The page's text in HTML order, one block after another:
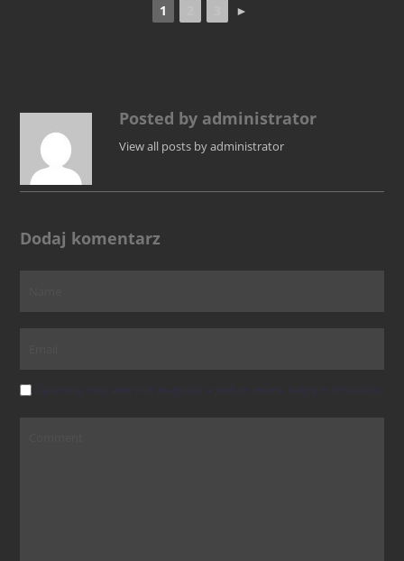
1 ►
Posted by administrator
View all posts by administrator
Dodaj komentarz
Zapamiętaj moje dane w tej przeglądarce podczas pisania kolejnych komentarzy.